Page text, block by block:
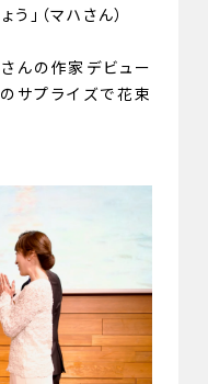
」（マハさん）
んの作家デビュー
サプライズで花束